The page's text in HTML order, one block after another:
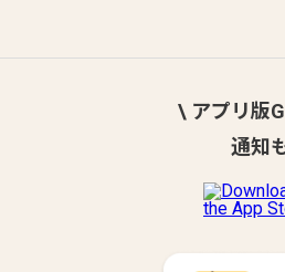
\ アプリ版
通知